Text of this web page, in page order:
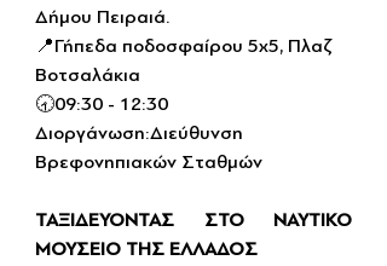
Δήμου Πειραιά.
📍Γήπεδα ποδοσφαίρου 5x5, Πλαζ
Βοτσαλάκια
🕣09:30 - 12:30
Διοργάνωση:Διεύθυνση
Βρεφονηπιακών Σταθμών
ΤΑΞΙΔΕΥΟΝΤΑΣ ΣΤΟ ΝΑΥΤΙΚΟ
ΜΟΥΣΕΙΟ ΤΗΣ ΕΛΛΑΔΟΣ